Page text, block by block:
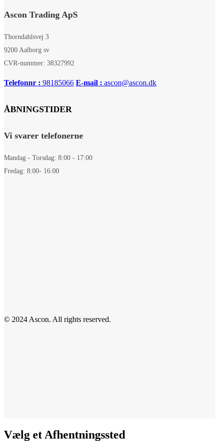
Ascon Trading ApS
Thorndahlsvej 3
9200 Aalborg sv
CVR-nummer: 38327992
Telefonnr : 98185066 E-mail : ascon@ascon.dk
ÅBNINGSTIDER
Vi svarer telefonerne
Mandag - Torsdag: 8:00 - 17:00
Fredag: 8:00- 16:00
© 2024 Ascon. All rights reserved.
Vælg et Afhentningssted